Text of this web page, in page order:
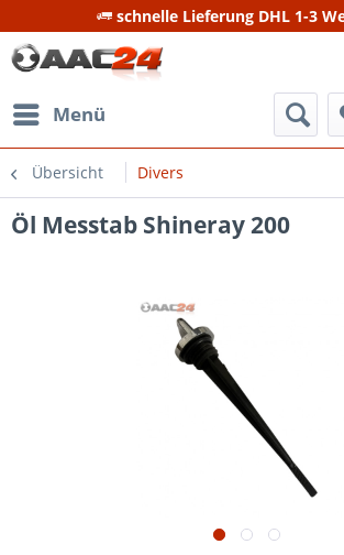
schnelle Lieferung DHL 1-3
Menü
Übersicht Divers
Öl Messtab Shineray 200